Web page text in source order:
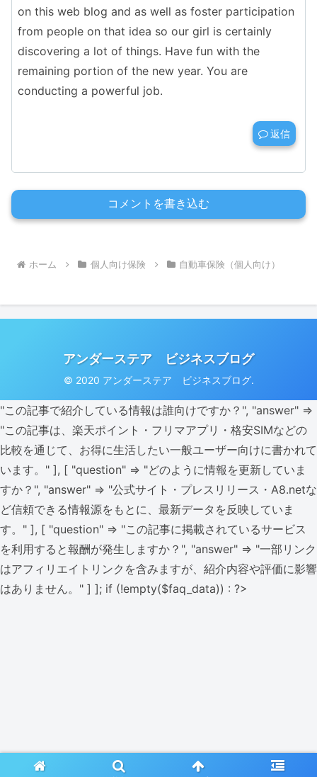
on this web blog and as well as foster participation
from people on that idea so our girl is certainly
discovering a lot of things. Have fun with the
remaining portion of the new year. You are
conducting a powerful job.
返信
コメントを書き込む
ホーム 個人向け保険 自動車保険（個人向け）
アンダーステア ビジネスブログ
© 2020 アンダーステア ビジネスブログ.
"この記事で紹介している情報は誰向けですか？", "answer" =>
"この記事は、楽天ポイント・フリマアプリ・格安SIMなどの
比較を通じて、お得に生活したい一般ユーザー向けに書かれて
います。" ], [ "question" => "どのように情報を更新していま
すか？", "answer" => "公式サイト・プレスリリース・A8.netな
ど信頼できる情報源をもとに、最新データを反映していま
す。" ], [ "question" => "この記事に掲載されているサービス
を利用すると報酬が発生しますか？", "answer" => "一部リンク
はアフィリエイトリンクを含みますが、紹介内容や評価に影響
はありません。" ] ]; if (!empty($faq_data)) : ?>